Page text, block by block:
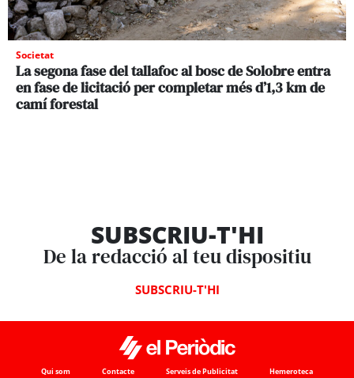
Societat
La segona fase del tallafoc al bosc de Solobre entra
en fase de licitació per completar més d’1,3 km de
camí forestal
SUBSCRIU-T'HI
De la redacció al teu dispositiu
SUBSCRIU-T'HI
Qui som Contacte Serveis de Publicitat Hemeroteca